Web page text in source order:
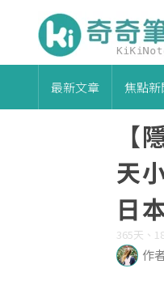
最新文章 焦點新
天
日
365天、
作